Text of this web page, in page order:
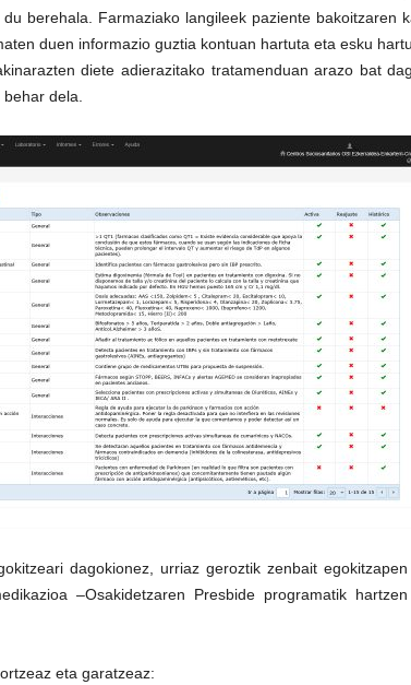
berehala. Farmaziako langileek paziente bakoitzaren
duen informazio guztia kontuan hartuta eta esku
diete adierazitako tratamenduan arazo bat
dela.
dagokionez, urriaz geroztik zenbait
–Osakidetzaren Presbide programatik
eta garatzeaz: